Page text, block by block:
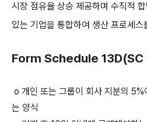
시장 점유율 상승 제공하며 수직적
있는 기업을 통합하여 생산 프로세스
Form Schedule 13D(SC
o 개인 또는 그룹이 회사 지분의
는 양식